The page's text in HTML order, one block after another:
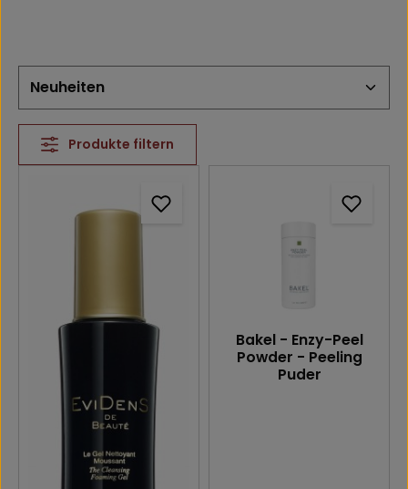
Produkte filtern
Bakel - Enzy-Peel
Powder - Peeling
Puder